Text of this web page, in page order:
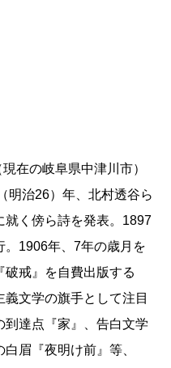
在の岐阜県中津川市）
明治26）年、北村透谷ら
就く傍ら詩を発表。1897
。1906年、7年の歳月を
戒』を自費出版する
文学の旗手として注目
到達点『家』、告白文学
眉『夜明け前』等、